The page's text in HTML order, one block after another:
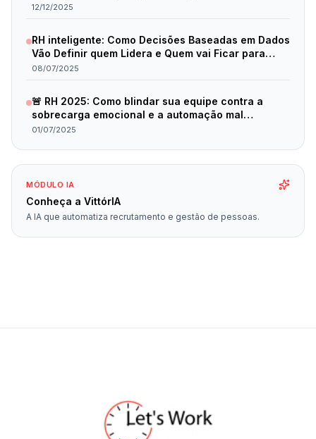
12/12/2025
RH inteligente: Como Decisões Baseadas em Dados
Vão Definir quem Lidera e Quem vai Ficar para
Trás em 2025
08/07/2025
🚨 RH 2025: Como blindar sua equipe contra a
sobrecarga emocional e a automação mal
planejada
01/07/2025
MÓDULO IA
Conheça a VittórIA
A IA que automatiza recrutamento e gestão de pessoas.